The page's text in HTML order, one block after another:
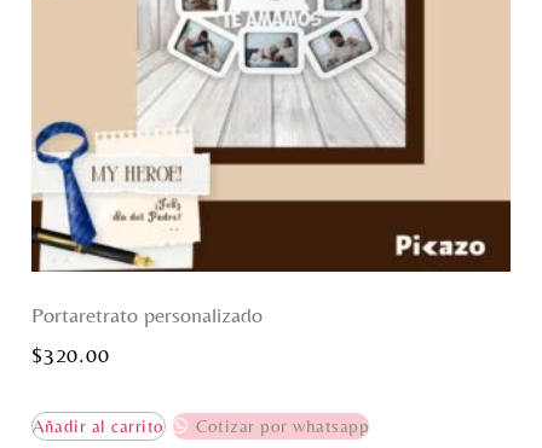
Portaretrato personalizado
$320.00
Añadir al carrito Cotizar por whatsapp